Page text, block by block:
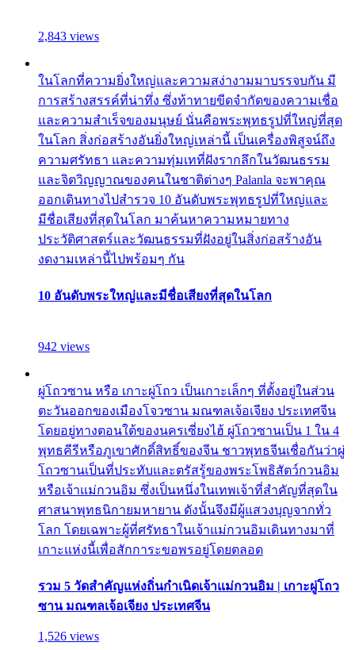
2,843 views
ในโลกที่ความยิ่งใหญ่และความสง่างามมาบรรจบกัน มี
การสร้างสรรค์ที่น่าทึ่ง ซึ่งท้าทายขีดจำกัดของความเชื่อ
และความสำเร็จของมนุษย์ นั่นคือพระพุทธรูปที่ใหญ่ที่สุด
ในโลก สิ่งก่อสร้างอันยิ่งใหญ่เหล่านี้ เป็นเครื่องพิสูจน์ถึง
ความศรัทธา และความทุ่มเทที่ฝังรากลึกในวัฒนธรรม
และจิตวิญญาณของคนในชาติต่างๆ Palanla จะพาคุณ
ออกเดินทางไปสำรวจ 10 อันดับพระพุทธรูปที่ใหญ่และ
มีชื่อเสียงที่สุดในโลก มาค้นหาความหมายทาง
ประวัติศาสตร์และวัฒนธรรมที่ฝังอยู่ในสิ่งก่อสร้างอัน
งดงามเหล่านี้ไปพร้อมๆ กัน
10 อันดับพระใหญ่และมีชื่อเสียงที่สุดในโลก
942 views
ผู่โถวซาน หรือ เกาะผู่โถว เป็นเกาะเล็กๆ ที่ตั้งอยู่ในส่วน
ตะวันออกของเมืองโจวซาน มณฑลเจ้อเจียง ประเทศจีน
โดยอยู่ทางตอนใต้ของนครเซี่ยงไฮ้ ผู่โถวซานเป็น 1 ใน 4
พุทธคีรีหรือภูเขาศักดิ์สิทธิ์ของจีน ชาวพุทธจีนเชื่อกันว่าผู่
โถวซานเป็นที่ประทับและตรัสรู้ของพระโพธิสัตว์กวนอิม
หรือเจ้าแม่กวนอิม ซึ่งเป็นหนึ่งในเทพเจ้าที่สำคัญที่สุดใน
ศาสนาพุทธนิกายมหายาน ดังนั้นจึงมีผู้แสวงบุญจากทั่ว
โลก โดยเฉพาะผู้ที่ศรัทธาในเจ้าแม่กวนอิมเดินทางมาที่
เกาะแห่งนี้เพื่อสักการะขอพรอยู่โดยตลอด
รวม 5 วัดสำคัญแห่งถิ่นกำเนิดเจ้าแม่กวนอิม | เกาะผู่โถว
ซาน มณฑลเจ้อเจียง ประเทศจีน
1,526 views